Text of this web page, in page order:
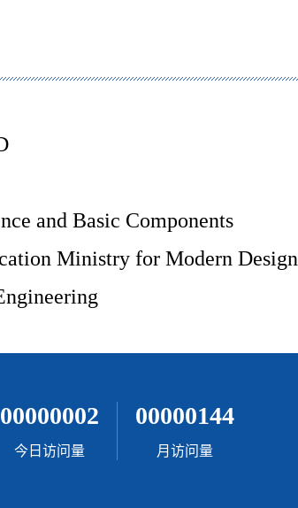
00000002
今日访问量
00000144
月访问量